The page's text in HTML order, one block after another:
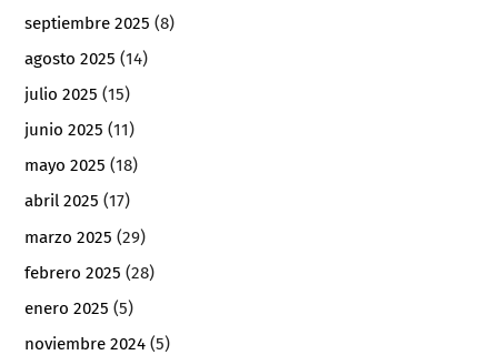
septiembre 2025 (8)
agosto 2025 (14)
julio 2025 (15)
junio 2025 (11)
mayo 2025 (18)
abril 2025 (17)
marzo 2025 (29)
febrero 2025 (28)
enero 2025 (5)
noviembre 2024 (5)